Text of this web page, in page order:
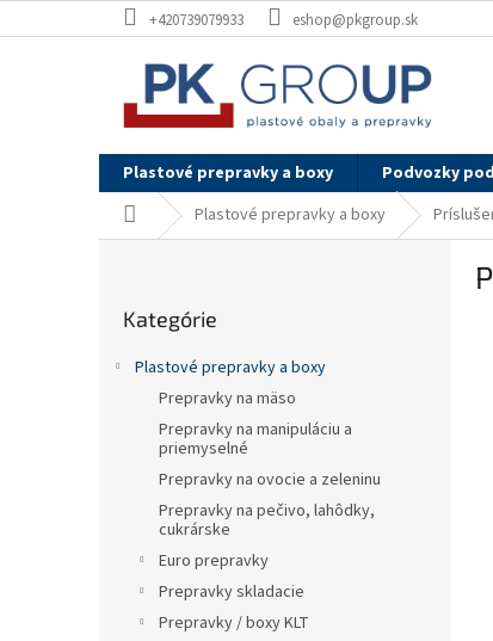
na
+420739079933 eshop@pkgroup.sk
Plastové prepravky a boxy Podvozky
DomovPlastové prepravky a boxy
kategórie
Kategórie
Plastové prepravky a boxy
Prepravky na mäso
Prepravky na manipuláciu a
priemyselné
Prepravky na ovocie a zeleninu
Prepravky na pečivo, lahôdky,
cukrárske
Euro prepravky
Prepravky skladacie
Prepravky / boxy KLT